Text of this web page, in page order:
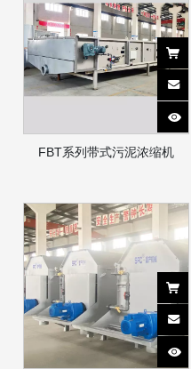
FBT系列带式污泥浓缩机